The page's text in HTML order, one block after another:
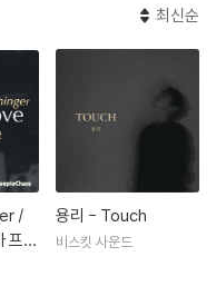
최신순
/
프레
-
용리 - Touch
비스킷 사운드